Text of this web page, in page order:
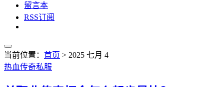
留言本
RSS订阅
当前位置： 首页 > 2025 七月 4
热血传奇私服